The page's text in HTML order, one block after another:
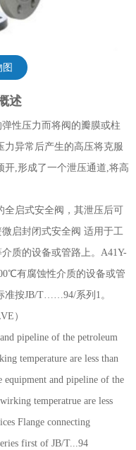
述
性压力而将阀的瓣膜或柱
力异常后产生的高压将克服
开,形成了一个泄压通道,将高
全启式安全阀，其泄压后可
启封闭式安全阀 适用于工
质的设备或管路上。A41Y-
有腐蚀性介质的设备或管
准按JB/T……94/系列1。
）
pipeline of the petroleum
temperature are less than
and pipeline of the
temperatrue are less
Flange connecting
first of JB/T...94